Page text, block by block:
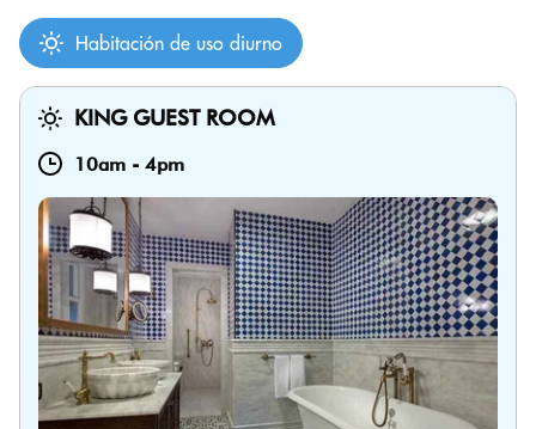
Habitación de uso diurno
KING GUEST ROOM
10am - 4pm